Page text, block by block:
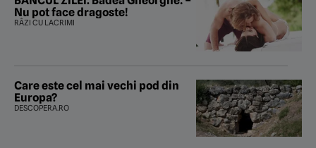
Nu pot face dragoste!
RÂZI CU LACRIMI
Care este cel mai vechi pod din
Europa?
DESCOPERA.RO